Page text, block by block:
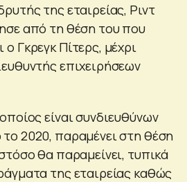
της εταιρείας, Ριντ
από τη θέση του που
Γκρεγκ Πίτερς, μέχρι
επιχειρήσεων
είναι συνδιευθύνων
2020, παραμένει στη θέση
θα παραμείνει, τυπικά
της εταιρείας καθώς